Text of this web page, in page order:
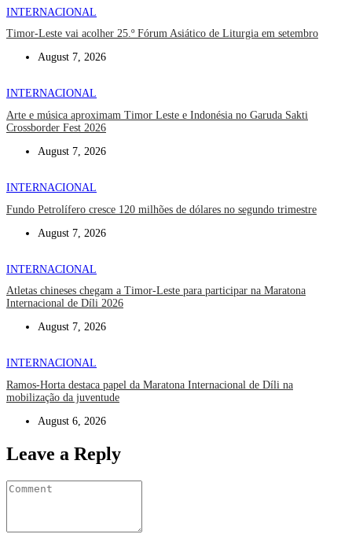
INTERNACIONAL
Timor-Leste vai acolher 25.º Fórum Asiático de Liturgia em setembro
August 7, 2026
INTERNACIONAL
Arte e música aproximam Timor Leste e Indonésia no Garuda Sakti
Crossborder Fest 2026
August 7, 2026
INTERNACIONAL
Fundo Petrolífero cresce 120 milhões de dólares no segundo trimestre
August 7, 2026
INTERNACIONAL
Atletas chineses chegam a Timor-Leste para participar na Maratona
Internacional de Díli 2026
August 7, 2026
INTERNACIONAL
Ramos-Horta destaca papel da Maratona Internacional de Díli na
mobilização da juventude
August 6, 2026
Leave a Reply